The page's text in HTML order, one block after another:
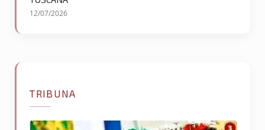
12/07/2026
TRIBUNA